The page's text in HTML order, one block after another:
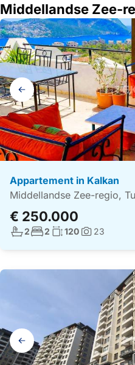
Middellandse Zee-
Galerij
navigatie
Appartement in Kalkan
Middellandse Zee-regio,
€ 250.000
Aantal badkamers:
2Aantal slaapkamers:
2 Woonoppervlakte:
120Foto's:
23
Galerij
navigatie